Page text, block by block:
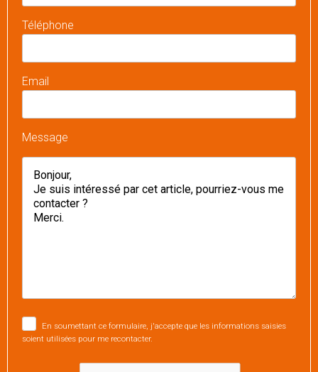
Téléphone
Email
Message
En soumettant ce formulaire, j'accepte que les informations saisies
soient utilisées pour me recontacter.